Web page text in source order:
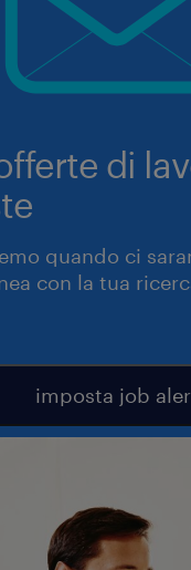
di
quando ci
con la tua
imposta job